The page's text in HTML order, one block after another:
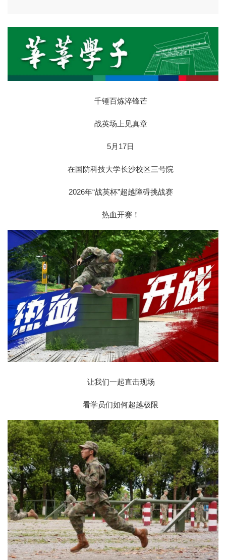
千锤百炼淬锋芒
战英场上见真章
5月17日
在国防科技大学长沙校区三号院
2026年“战英杯”超越障碍挑战赛
热血开赛！
让我们一起直击现场
看学员们如何超越极限